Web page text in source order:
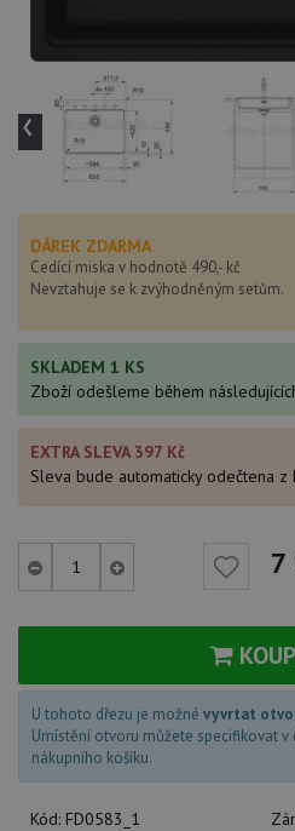
‹
DÁREK ZDARMA
Cedící miska v hodnotě 490,- kč
Nevztahuje se k zvýhodněným setům.
SKLADEM 1 KS
Zboží odešleme během
EXTRA SLEVA 397 Kč
Sleva bude automaticky odečtena z
7
U tohoto dřezu je možné vyvrtat
Umístění otvoru můžete specifikovat v
nákupního košíku.
Kód: FD0583_1